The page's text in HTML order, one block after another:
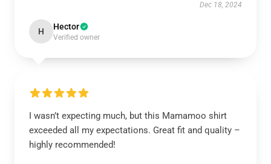
Dec 18, 2024
H Hector
Verified owner
I wasn’t expecting much, but this Mamamoo shirt
exceeded all my expectations. Great fit and quality –
highly recommended!